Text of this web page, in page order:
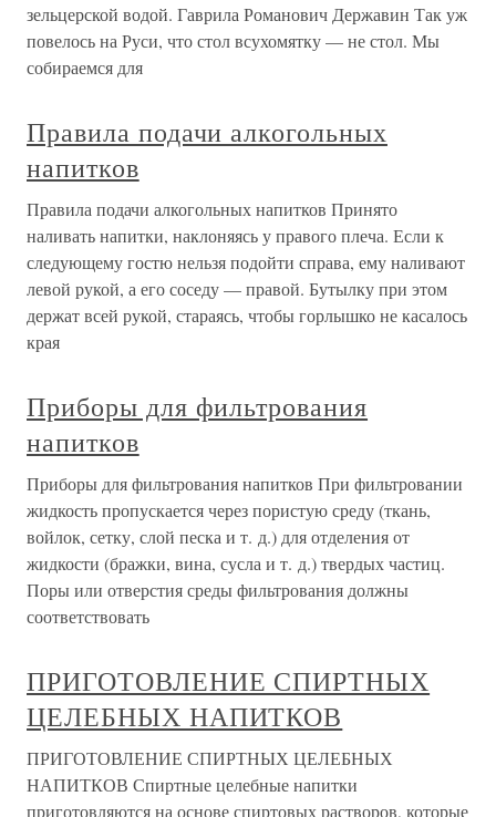
зельцерской водой. Гаврила Романович Державин Так уж
повелось на Руси, что стол всухомятку — не стол. Мы
собираемся для
Правила подачи алкогольных
напитков
Правила подачи алкогольных напитков Принято
наливать напитки, наклоняясь у правого плеча. Если к
следующему гостю нельзя подойти справа, ему наливают
левой рукой, а его соседу — правой. Бутылку при этом
держат всей рукой, стараясь, чтобы горлышко не касалось
края
Приборы для фильтрования
напитков
Приборы для фильтрования напитков При фильтровании
жидкость пропускается через пористую среду (ткань,
войлок, сетку, слой песка и т. д.) для отделения от
жидкости (бражки, вина, сусла и т. д.) твердых частиц.
Поры или отверстия среды фильтрования должны
соответствовать
ПРИГОТОВЛЕНИЕ СПИРТНЫХ
ЦЕЛЕБНЫХ НАПИТКОВ
ПРИГОТОВЛЕНИЕ СПИРТНЫХ ЦЕЛЕБНЫХ
НАПИТКОВ Спиртные целебные напитки
приготовляются на основе спиртовых растворов, которые